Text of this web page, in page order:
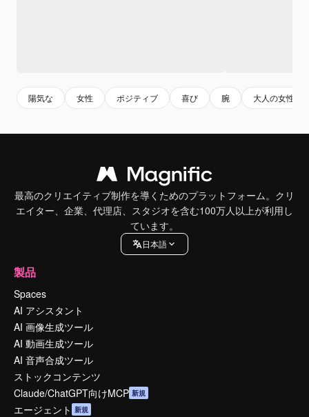
陽気な 女性 ポジティブ 喜び 腕 大人の女性
最高のクリエイティブ制作を導くためのプラットフォーム。クリ
エイター、企業、代理店、スタジオを含む100万人以上が利用し
ています。
日本語
製品
Spaces
AI アシスタント
AI 画像生成ツール
AI 動画生成ツール
AI 音声合成ツール
ストックコンテンツ
Claude/ChatGPT向けMCP 新規
エージェント 新規